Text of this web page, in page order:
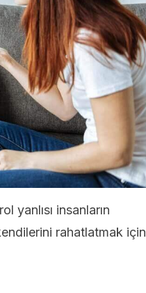
yanlısı insanların
rahatlatmak için